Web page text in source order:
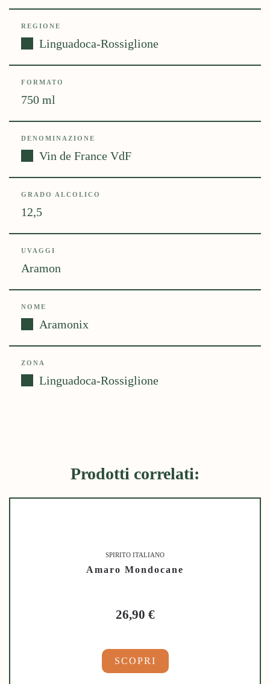
REGIONE
Linguadoca-Rossiglione
FORMATO
750 ml
DENOMINAZIONE
Vin de France VdF
GRADO ALCOLICO
12,5
UVAGGI
Aramon
NOME
Aramonix
ZONA
Linguadoca-Rossiglione
Prodotti correlati:
SPIRITO ITALIANO
Amaro Mondocane
26,90 €
SCOPRI